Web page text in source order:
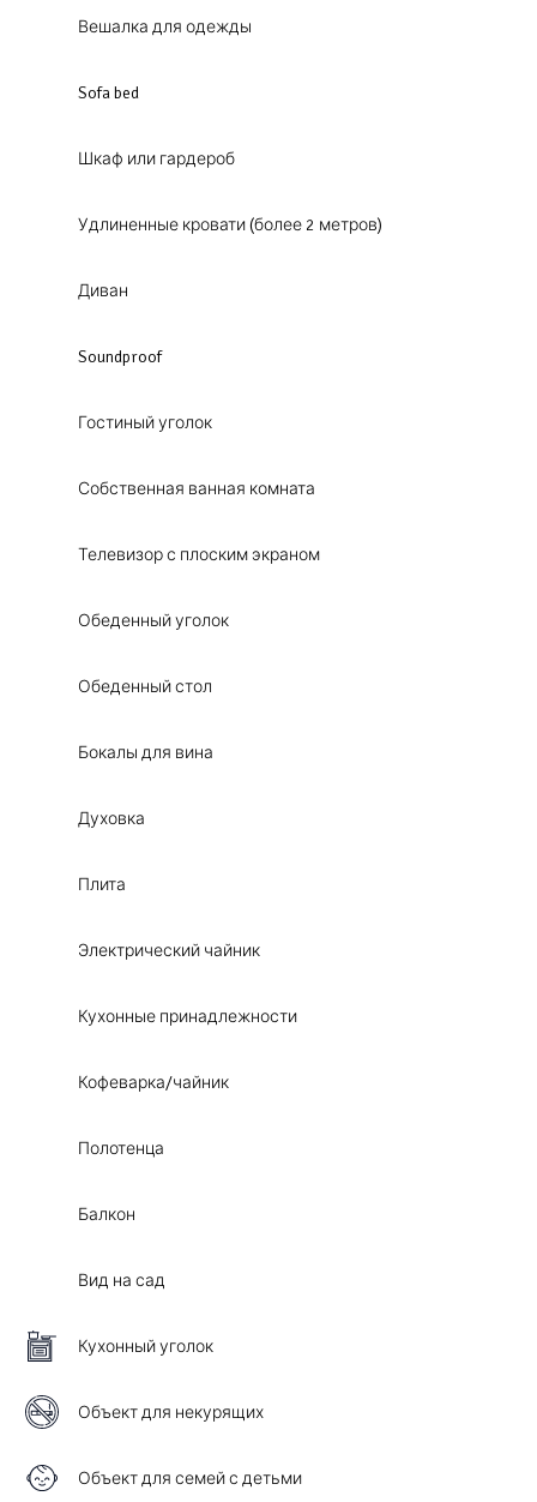
Вешалка для одежды
Sofa bed
Шкаф или гардероб
Удлиненные кровати (более 2 метров)
Диван
Soundproof
Гостиный уголок
Собственная ванная комната
Телевизор с плоским экраном
Обеденный уголок
Обеденный стол
Бокалы для вина
Духовка
Плита
Электрический чайник
Кухонные принадлежности
Кофеварка/чайник
Полотенца
Балкон
Вид на сад
Кухонный уголок
Объект для некурящих
Объект для семей с детьми